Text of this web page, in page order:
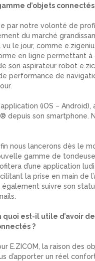
d’objets connectés
par notre volonté de
du marché
le jour, comme
en ligne permettant à
son aspirateur robot
performance de
(iOS – Android),
son smartphone.
nous lancerons dès le
gamme de
d’une application
la prise en main de
également suivre son
quoi est-il utile d’avoir
?
E.ZICOM, la raison des
d’apporter un réel